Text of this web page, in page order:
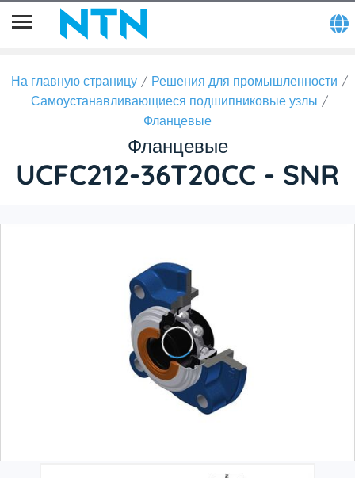
На главную страницу
Решения для промышленности
Самоустанавливающиеся подшипниковые узлы
Фланцевые
Фланцевые
UCFC212-36T20CC - SNR